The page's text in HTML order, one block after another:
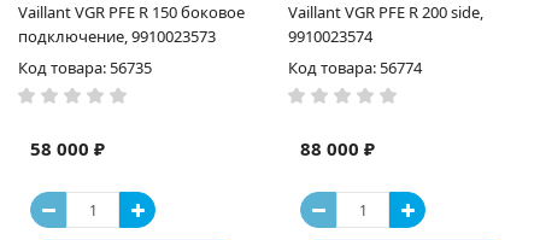
Vaillant VGR PFE R 150 боковое
подключение, 9910023573
Код товара: 56735
58 000 ₽
Vaillant VGR PFE R 200 side,
9910023574
Код товара: 56774
88 000 ₽